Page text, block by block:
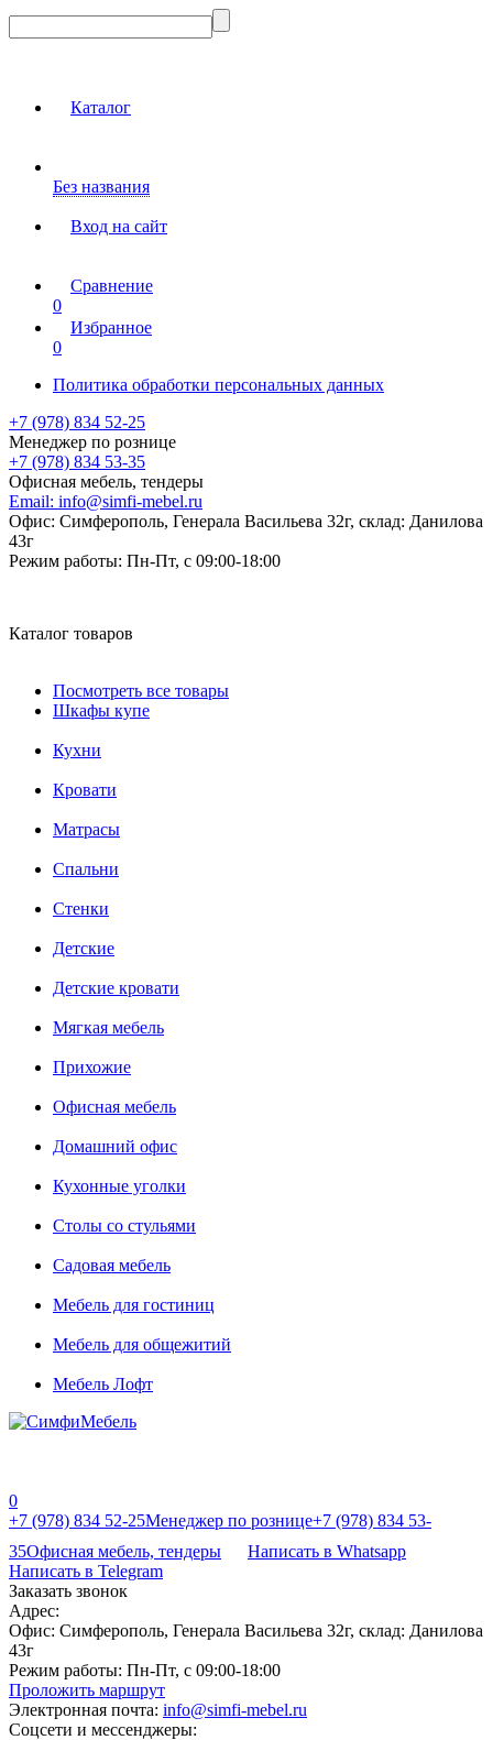
Каталог
Без названия
Вход на сайт
Сравнение
0
Избранное
0
Политика обработки персональных данных
+7 (978) 834 52-25
Менеджер по рознице
+7 (978) 834 53-35
Офисная мебель, тендеры
Email: info@simfi-mebel.ru
Офис: Симферополь, Генерала Васильева 32г, склад: Данилова
43г
Режим работы: Пн-Пт, с 09:00-18:00
Каталог товаров
Посмотреть все товары
Шкафы купе
Кухни
Кровати
Матрасы
Cпальни
Стенки
Детские
Детские кровати
Мягкая мебель
Прихожие
Офисная мебель
Домашний офис
Кухонные уголки
Столы со стульями
Садовая мебель
Мебель для гостиниц
Мебель для общежитий
Мебель Лофт
0
+7 (978) 834 52-25Менеджер по рознице+7 (978) 834 53-
35Офисная мебель, тендеры
Написать в Whatsapp
Написать в Telegram
Заказать звонок
Адрес:
Офис: Симферополь, Генерала Васильева 32г, склад: Данилова
43г
Режим работы: Пн-Пт, с 09:00-18:00
Проложить маршрут
Электронная почта: info@simfi-mebel.ru
Соцсети и мессенджеры: